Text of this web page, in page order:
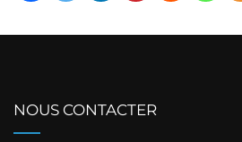
NOUS CONTACTER